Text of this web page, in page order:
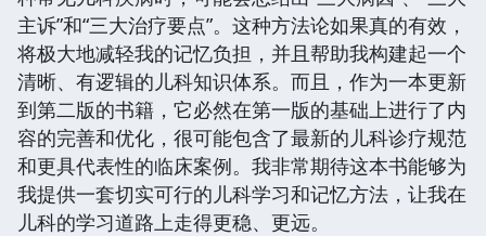
主诉”和“三大治疗要点”。这种方法论如果真的有效，
将极大地减轻我的记忆负担，并且帮助我构建起一个
清晰、有逻辑的儿科知识体系。而且，作为一本更新
到第二版的书籍，它必然在第一版的基础上进行了内
容的完善和优化，很可能包含了最新的儿科诊疗规范
和更具代表性的临床案例。我非常期待这本书能够为
我提供一套切实可行的儿科学习和记忆方法，让我在
儿科的学习道路上走得更稳、更远。